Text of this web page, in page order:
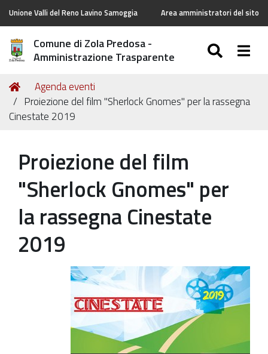
Unione Valli del Reno Lavino Samoggia Area amministratori del sito
Comune di Zola Predosa -
Amministrazione Trasparente
Tu
sei
qui:
Home
Agenda eventi
Proiezione del film "Sherlock Gnomes" per la rassegna
Cinestate 2019
Proiezione del film
"Sherlock Gnomes" per
la rassegna Cinestate
2019
https://old.comune.zolapredosa.bo.it/events/cinestate-